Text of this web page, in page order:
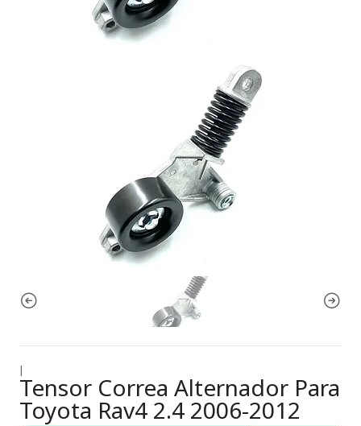
|
Tensor Correa Alternador Para
Toyota Rav4 2.4 2006-2012